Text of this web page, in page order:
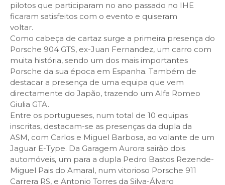
pilotos que participaram no ano passado no IHE
ficaram satisfeitos com o evento e quiseram
voltar.
Como cabeça de cartaz surge a primeira presença do
Porsche 904 GTS, ex-Juan Fernandez, um carro com
muita história, sendo um dos mais importantes
Porsche da sua época em Espanha. Também de
destacar a presença de uma equipa que vem
directamente do Japão, trazendo um Alfa Romeo
Giulia GTA.
Entre os portugueses, num total de 10 equipas
inscritas, destacam-se as presenças da dupla da
ASM, com Carlos e Miguel Barbosa, ao volante de um
Jaguar E-Type. Da Garagem Aurora sairão dois
automóveis, um para a dupla Pedro Bastos Rezende-
Miguel Pais do Amaral, num vitorioso Porsche 911
Carrera RS, e Antonio Torres da Silva-Álvaro